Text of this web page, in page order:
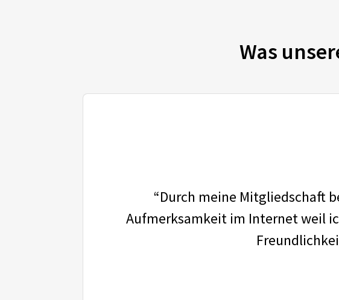
Was
“Durch meine Mitgliedschaft
Aufmerksamkeit im Internet weil